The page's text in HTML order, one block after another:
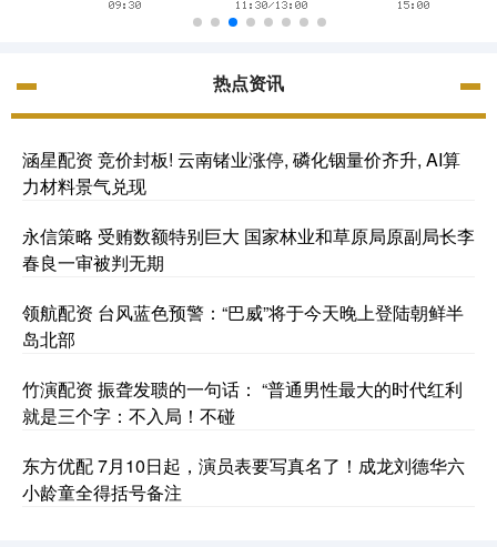
热点资讯
涵星配资 竞价封板! 云南锗业涨停, 磷化铟量价齐升, AI算
力材料景气兑现
永信策略 受贿数额特别巨大 国家林业和草原局原副局长李
春良一审被判无期
领航配资 台风蓝色预警：“巴威”将于今天晚上登陆朝鲜半
岛北部
竹演配资 振聋发聩的一句话： “普通男性最大的时代红利
就是三个字：不入局！不碰
东方优配 7月10日起，演员表要写真名了！成龙刘德华六
小龄童全得括号备注